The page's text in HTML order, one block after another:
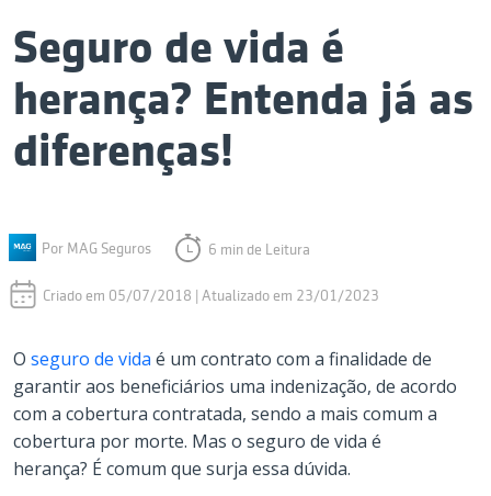
Seguro de vida é
herança? Entenda já as
diferenças!
Por MAG Seguros 6 min de Leitura
Criado em 05/07/2018 | Atualizado em 23/01/2023
O seguro de vida é um contrato com a finalidade de
garantir aos beneficiários uma indenização, de acordo
com a cobertura contratada, sendo a mais comum a
cobertura por morte. Mas o seguro de vida é
herança? É comum que surja essa dúvida.